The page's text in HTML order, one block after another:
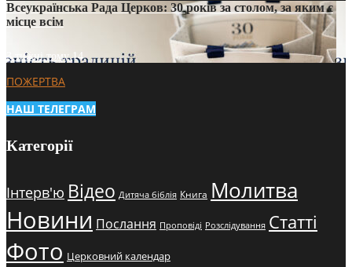
Всеукраїнська Рада Церков: 30 років за столом, за яким є
місце всім
3 тижні тому14
ПОЖЕРТВА
НАШ ТЕЛЕГРАМ
Категорії
Інтерв'ю Відео Дитяча біблія Книга Молитва
Новини Послання Проповіді Розслідування Статті
Фото Церковний календар